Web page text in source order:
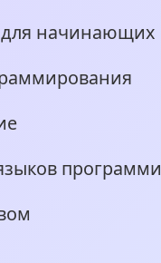
для начинающих